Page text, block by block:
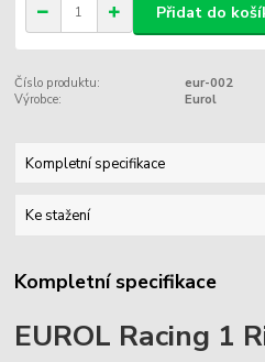
Přidat do
Číslo produktu:
eur-002
Výrobce:
Eurol
Kompletní specifikace
Ke stažení
Kompletní specifikace
EUROL Racing 1